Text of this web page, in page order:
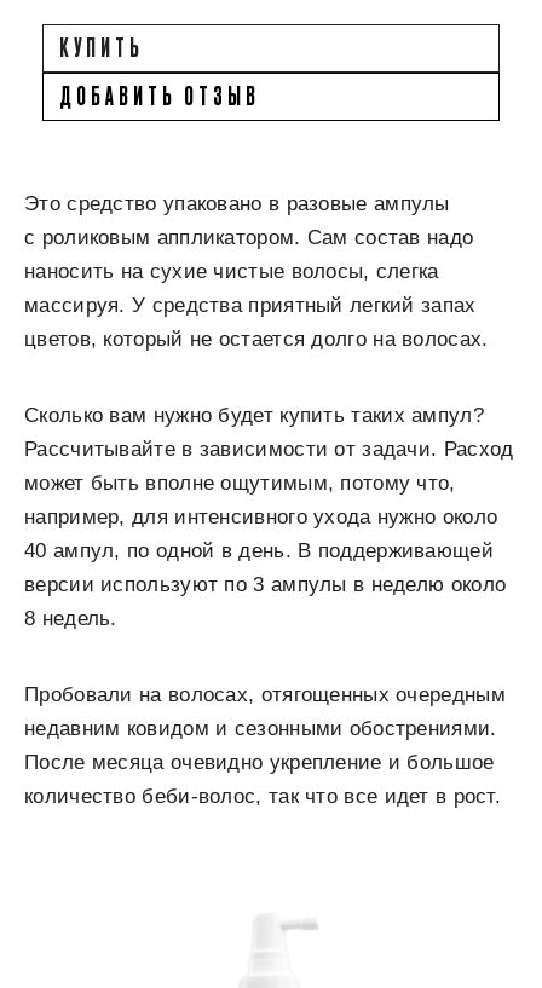
КУПИТЬ
ДОБАВИТЬ ОТЗЫВ
Это средство упаковано в разовые ампулы
с роликовым аппликатором. Сам состав надо
наносить на сухие чистые волосы, слегка
массируя. У средства приятный легкий запах
цветов, который не остается долго на волосах.
Сколько вам нужно будет купить таких ампул?
Рассчитывайте в зависимости от задачи. Расход
может быть вполне ощутимым, потому что,
например, для интенсивного ухода нужно около
40 ампул, по одной в день. В поддерживающей
версии используют по 3 ампулы в неделю около
8 недель.
Пробовали на волосах, отягощенных очередным
недавним ковидом и сезонными обострениями.
После месяца очевидно укрепление и большое
количество беби-волос, так что все идет в рост.